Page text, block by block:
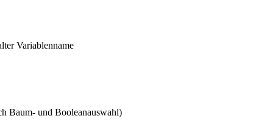
Variablenname
Baum- und Booleanauswahl)